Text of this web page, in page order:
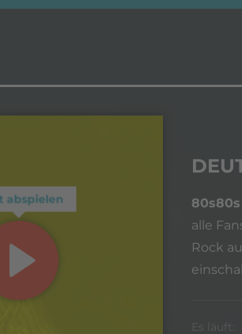
abspielen 80s80s
alle
Rock
Es läuft: